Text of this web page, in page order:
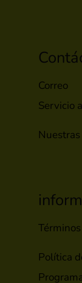
Correo
Servicio
Política